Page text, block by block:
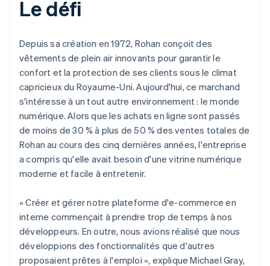
Le défi
Depuis sa création en 1972, Rohan conçoit des
vêtements de plein air innovants pour garantir le
confort et la protection de ses clients sous le climat
capricieux du Royaume-Uni. Aujourd'hui, ce marchand
s'intéresse à un tout autre environnement : le monde
numérique. Alors que les achats en ligne sont passés
de moins de 30 % à plus de 50 % des ventes totales de
Rohan au cours des cinq dernières années, l'entreprise
a compris qu'elle avait besoin d'une vitrine numérique
moderne et facile à entretenir.
« Créer et gérer notre plateforme d'e-commerce en
interne commençait à prendre trop de temps à nos
développeurs. En outre, nous avions réalisé que nous
développions des fonctionnalités que d'autres
proposaient prêtes à l'emploi », explique Michael Gray,